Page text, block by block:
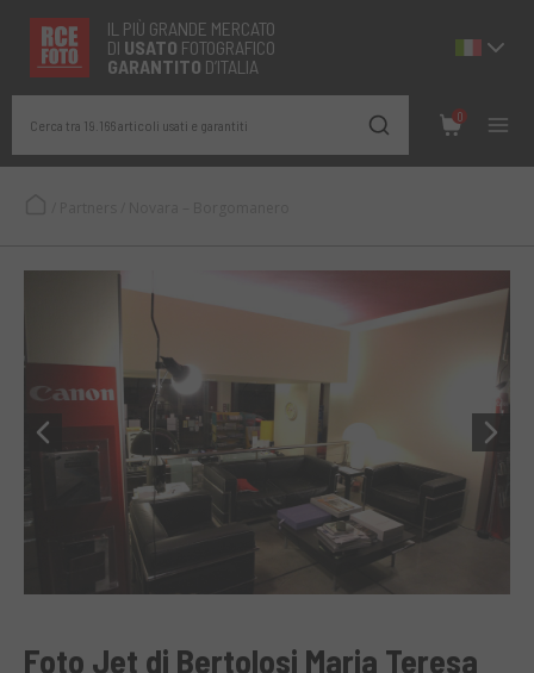
IL PIÙ GRANDE MERCATO
DI USATO FOTOGRAFICO
GARANTITO D’ITALIA
Cerca tra 19.166 articoli usati e garantiti
0
Foto Jet di Bertolosi Maria Teresa